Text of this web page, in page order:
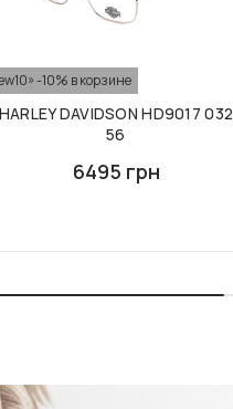
-10% в корзине
HARLEY DAVIDSON HD9017 032
56
6495 грн